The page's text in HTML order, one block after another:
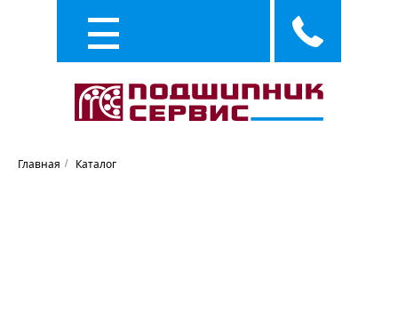
Главная / Каталог